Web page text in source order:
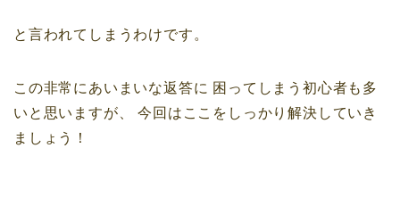
と言われてしまうわけです。
この非常にあいまいな返答に 困ってしまう初心者も多
いと思いますが、
今回はここをしっかり解決していき
ましょう！